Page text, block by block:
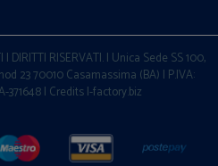
DIRITTI RISERVATI. | Unica Sede SS 100,
23 70010 Casamassima (BA) | P.IVA:
371648 | Credits I-factory.biz